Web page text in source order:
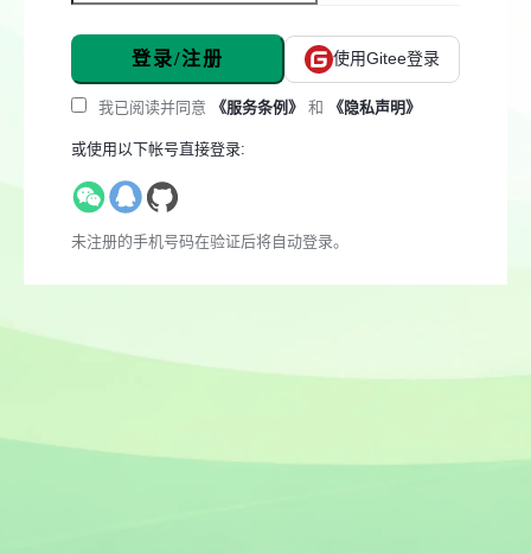
登录/注册 使用Gitee登录
我已阅读并同意 《服务条例》 和 《隐私声明》
或使用以下帐号直接登录:
未注册的手机号码在验证后将自动登录。